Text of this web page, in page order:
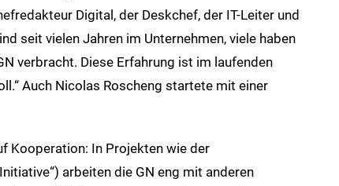
Digital, der Deskchef, der IT-Leiter und
seit vielen Jahren im Unternehmen, viele haben
verbracht. Diese Erfahrung ist im laufenden
Auch Nicolas Roscheng startete mit einer
Kooperation: In Projekten wie der
arbeiten die GN eng mit anderen